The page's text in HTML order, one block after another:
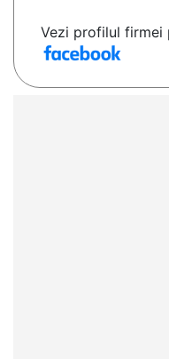
Vezi profilul firmei